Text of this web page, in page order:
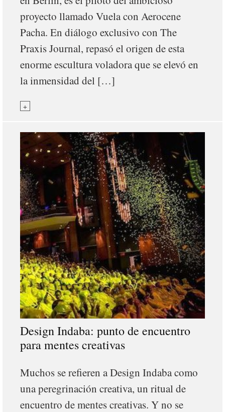
proyecto llamado Vuela con Aerocene
Pacha. En diálogo exclusivo con The
Praxis Journal, repasó el origen de esta
enorme escultura voladora que se elevó en
la inmensidad del […]
+
Design Indaba: punto de encuentro
para mentes creativas
Muchos se refieren a Design Indaba como
una peregrinación creativa, un ritual de
encuentro de mentes creativas. Y no se